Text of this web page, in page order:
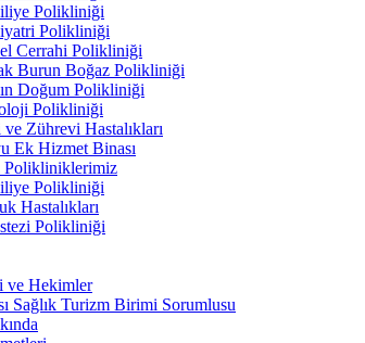
Polikliniği
Polikliniği
Cerrahi Polikliniği
Burun Boğaz Polikliniği
Doğum Polikliniği
Polikliniği
Zührevi Hastalıkları
Ek Hizmet Binası
Polikliniklerimiz
Polikliniği
Hastalıkları
Polikliniği
ve Hekimler
Sağlık Turizm Birimi Sorumlusu